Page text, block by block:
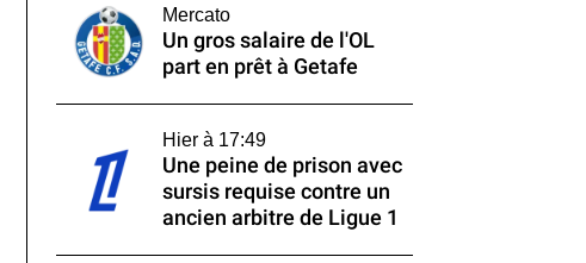
Mercato
Un gros salaire de l'OL
part en prêt à Getafe
Hier à 17:49
Une peine de prison avec
sursis requise contre un
ancien arbitre de Ligue 1